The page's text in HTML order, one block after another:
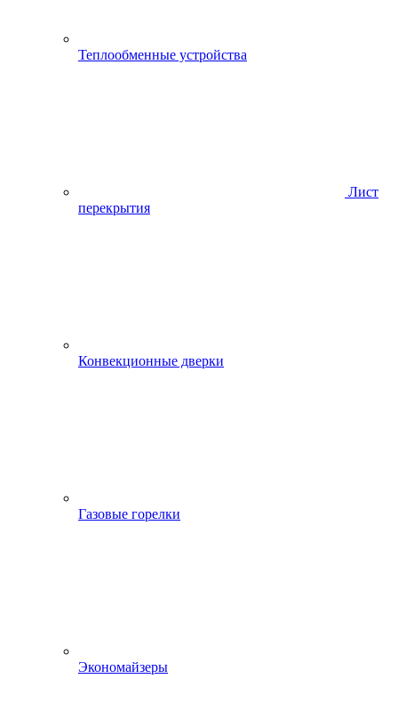
Теплообменные устройства
Лист
перекрытия
Конвекционные дверки
Газовые горелки
Экономайзеры